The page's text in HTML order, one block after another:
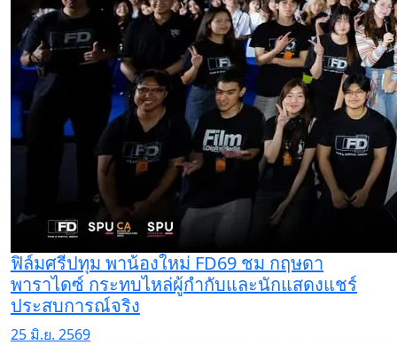
ฟิล์มศรีปทุม พาน้องใหม่ FD69 ชม กฤษดา
พาราไดซ์ กระทบไหล่ผู้กำกับและนักแสดงแชร์
ประสบการณ์จริง
25 มิ.ย. 2569